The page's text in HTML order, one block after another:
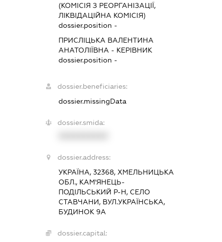
(КОМІСІЯ З РЕОРГАНІЗАЦІЇ,
ЛІКВІДАЦІЙНА КОМІСІЯ)
dossier.position -
ПРИСЛІЦЬКА ВАЛЕНТИНА
АНАТОЛІЇВНА - КЕРІВНИК
dossier.position -
dossier.beneficiaries:
dossier.missingData
dossier.smida:
dossier.address:
УКРАЇНА, 32368, ХМЕЛЬНИЦЬКА
ОБЛ., КАМ'ЯНЕЦЬ-
ПОДІЛЬСЬКИЙ Р-Н, СЕЛО
СТАВЧАНИ, ВУЛ.УКРАЇНСЬКА,
БУДИНОК 9А
dossier.capital: